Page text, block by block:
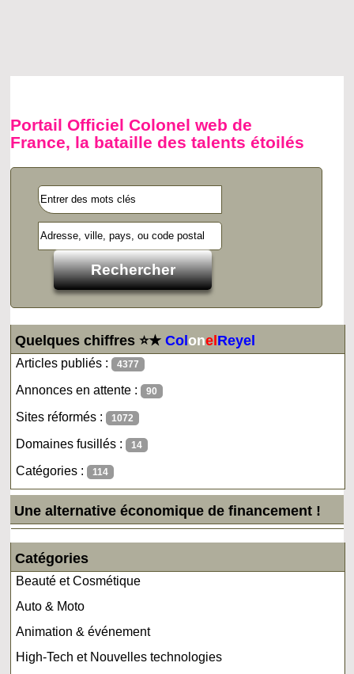
Portail Officiel Colonel web de
France, la bataille des talents étoilés
Quelques chiffres ⭐★ColonelReyel
Articles publiés : 4377
Annonces en attente : 90
Sites réformés : 1072
Domaines fusillés : 14
Catégories : 114
Une alternative économique de financement !
Catégories
Beauté et Cosmétique
Auto & Moto
Animation & événement
High-Tech et Nouvelles technologies